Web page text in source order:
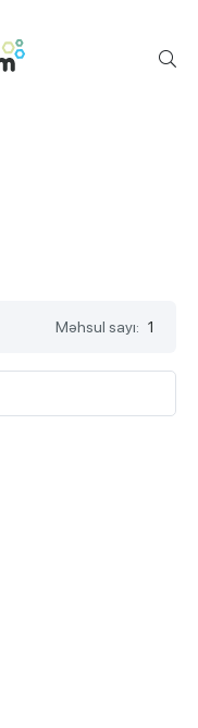
Məhsul sayı: 1